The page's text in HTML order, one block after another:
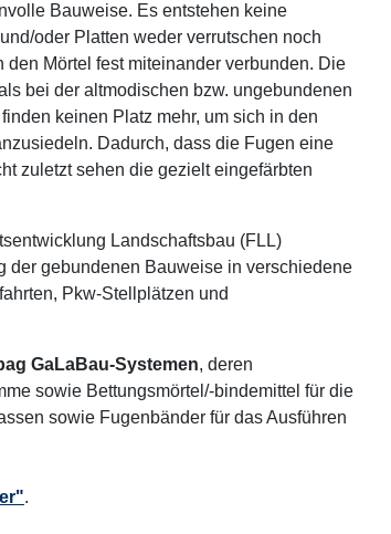
Bauweise. Es entstehen keine
oder Platten weder verrutschen noch
Mörtel fest miteinander verbunden. Die
bei der altmodischen bzw. ungebundenen
keinen Platz mehr, um sich in den
Dadurch, dass die Fugen eine
zuletzt sehen die gezielt eingefärbten
Landschaftsbau (FLL)
der gebundenen Bauweise in verschiedene
Pkw-Stellplätzen und
GaLaBau-Systemen, deren
sowie Bettungs­mörtel/-bindemittel für die
sowie Fugenbänder für das Ausführen
.